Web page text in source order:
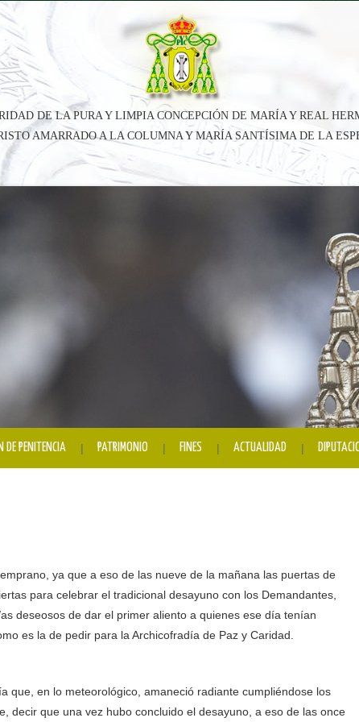
DE LA PURA Y LIMPIA CONCEPCIÓN DE MARÍA Y REAL
AMARRADO A LA COLUMNA Y MARÍA SANTÍSIMA DE LA
DE PENITENCIA PATRIMONIO FINES ACTUALIDAD
ya que a eso de las nueve de la mañana las puertas de
para celebrar el tradicional desayuno con los Demandantes,
deseosos de dar el primer aliento a quienes ese día tenían
es la de pedir para la Archicofradía de Paz y Caridad.
que, en lo meteorológico, amaneció radiante cumpliéndose los
decir que una vez hubo concluido el desayuno, a eso de las once